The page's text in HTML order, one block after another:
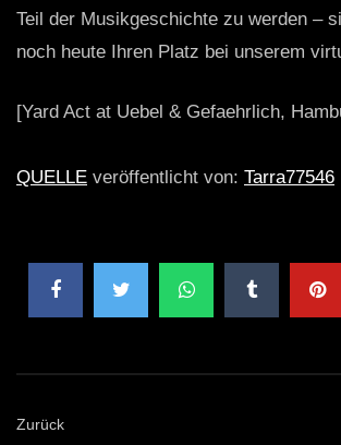
Teil der Musikgeschichte zu werden –
noch heute Ihren Platz bei unserem
[Yard Act at Uebel & Gefaehrlich,
QUELLE veröffentlicht von: Tarra77546
Zurück